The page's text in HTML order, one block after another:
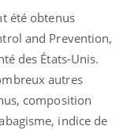
été obtenus
and Prevention,
des États-Unis.
autres
composition
indice de